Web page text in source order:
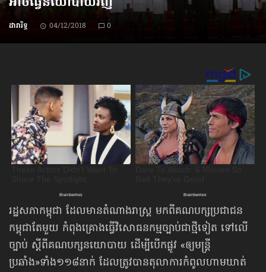
ដារារិទ្ធ 04/12/2018 0
រដ្ឋសភាកម្ពុជា ដែលមានតំណាងរាស្ត្រ មកពីគណបក្សប្រជាជន
កម្ពុជាតែមួយ កំពុងគ្រោងធ្វើវិសោធនកម្មច្បាប់ជាថ្មីទៀត ទៅលើ
ច្បាប់ ស្ដីពីគណបក្សនយោបាយ ដើម្បីបើកផ្លូវ «ឲ្យមន្ត្រី
ប្រឆាំង»ទាំង១១៨នាក់ ដែលត្រូវបានតុលាការកំពូលហាមឃាត់